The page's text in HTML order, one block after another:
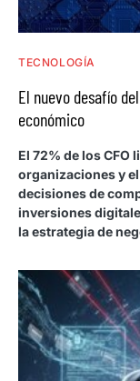
TECNOLOGÍA
El nuevo desafío
económico
El 72% de los
organizaciones y
decisiones de
inversiones
la estrategia de